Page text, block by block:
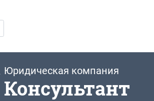
Юридическая компания
Консультант